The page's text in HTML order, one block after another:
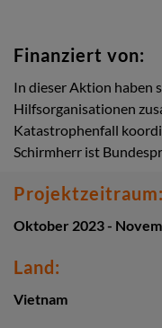
Finanziert von:
In dieser Aktion haben
Hilfsorganisationen
Katastrophenfall
Schirmherr ist
Projektzeitraum:
Oktober 2023 -
Land:
Vietnam